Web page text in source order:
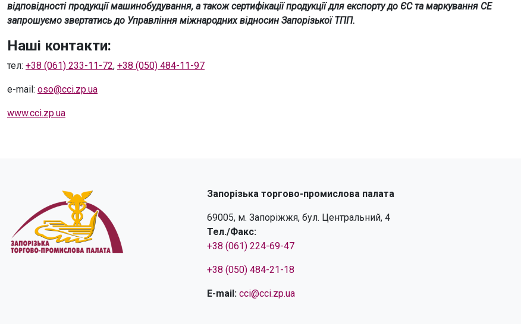
відповідності продукції машинобудування, а також сертифікації продукції для експорту до ЄС та маркування СЕ
запрошуємо звертатись до Управління міжнародних відносин Запорізької ТПП.
Наші контакти:
тел: +38 (061) 233-11-72, +38 (050) 484-11-97
e-mail: oso@cci.zp.ua
www.cci.zp.ua
Запорізька торгово-промислова палата
69005, м. Запоріжжя, бул. Центральний, 4
Тел./Факс:
+38 (061) 224-69-47
+38 (050) 484-21-18
E-mail: cci@cci.zp.ua